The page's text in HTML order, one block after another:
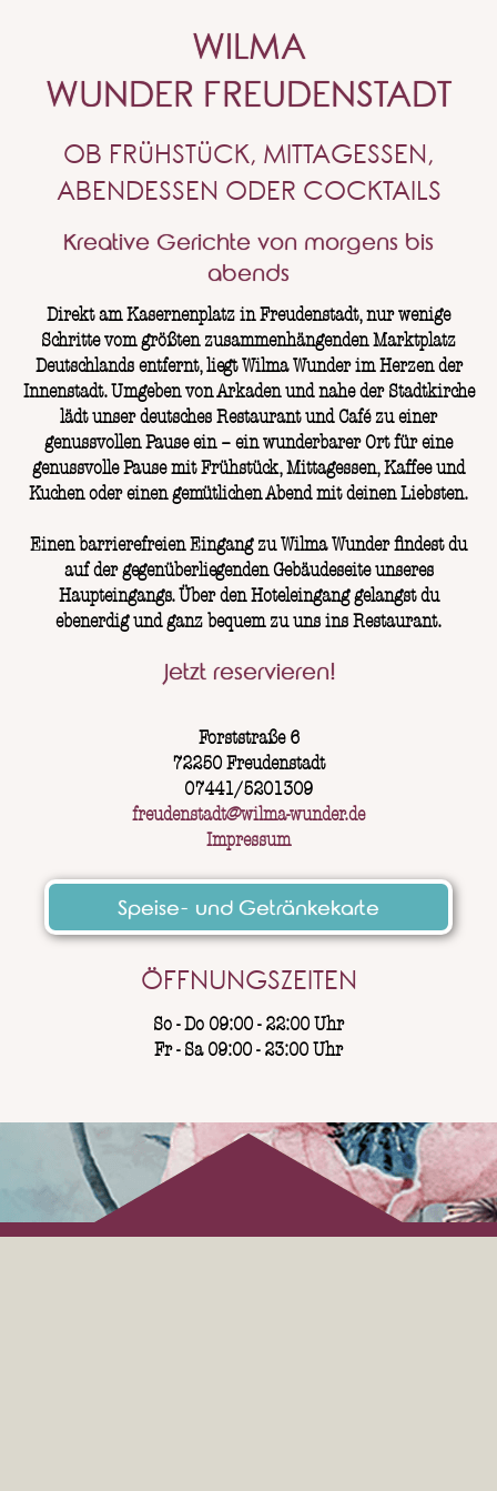
WILMA
WUNDER FREUDENSTADT
OB FRÜHSTÜCK, MITTAGESSEN,
ABENDESSEN ODER COCKTAILS
Kreative Gerichte von morgens bis
abends
Direkt am Kasernenplatz in Freudenstadt, nur wenige
Schritte vom größten zusammenhängenden Marktplatz
Deutschlands entfernt, liegt Wilma Wunder im Herzen der
Innenstadt. Umgeben von Arkaden und nahe der Stadtkirche
lädt unser deutsches Restaurant und Café zu einer
genussvollen Pause ein – ein wunderbarer Ort für eine
genussvolle Pause mit Frühstück, Mittagessen, Kaffee und
Kuchen oder einen gemütlichen Abend mit deinen Liebsten.
Einen barrierefreien Eingang zu Wilma Wunder findest du
auf der gegenüberliegenden Gebäudeseite unseres
Haupteingangs. Über den Hoteleingang gelangst du
ebenerdig und ganz bequem zu uns ins Restaurant.
Jetzt reservieren!
Forststraße 6
72250 Freudenstadt
07441/5201309
freudenstadt@wilma-wunder.de
Impressum
Speise- und Getränkekarte
ÖFFNUNGSZEITEN
So - Do 09:00 - 22:00 Uhr
Fr - Sa 09:00 - 23:00 Uhr